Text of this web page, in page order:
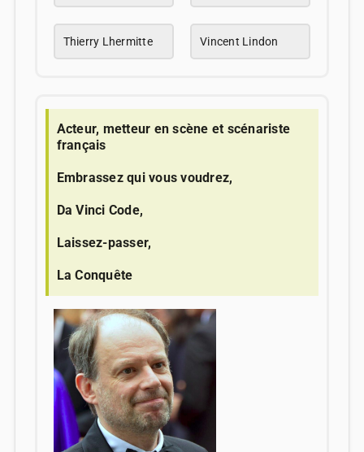
Thierry Lhermitte Vincent Lindon
Acteur, metteur en scène et scénariste
français
Embrassez qui vous voudrez,
Da Vinci Code,
Laissez-passer,
La Conquête